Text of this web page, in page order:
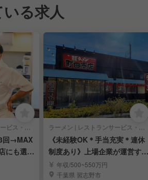
る求人
ラーメン | レストランサービス・ホールスタッフ
3回→MAX
にも選ば
ラーメン | レストランサービス・ホールスタッフ
《未経験OK＊手当充実＊連休
制度あり》上場企業が運営する
人気ラーメン屋さん
年収/500~550万円
千葉県 習志野市